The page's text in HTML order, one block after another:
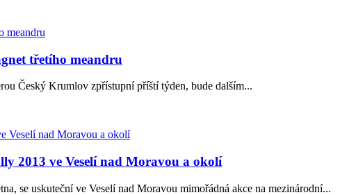
třetího meandru
Český Krumlov zpřístupní příští týden, bude dalším...
2013 ve Veselí nad Moravou a okolí
se uskuteční ve Veselí nad Moravou mimořádná akce na mezinárodní...